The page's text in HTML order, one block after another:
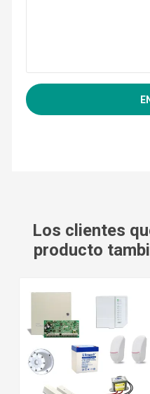
Los clientes
producto